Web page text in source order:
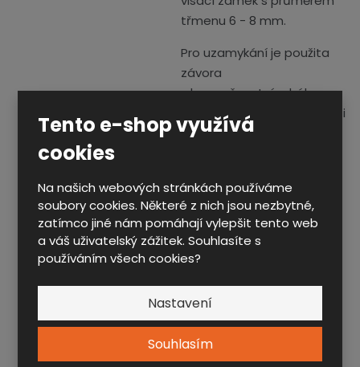
Tento e-shop využívá
cookies
Na našich webových stránkách používáme
soubory cookies. Některé z nich jsou nezbytné,
zatímco jiné nám pomáhají vylepšit tento web
a váš uživatelský zážitek. Souhlasíte s
používáním všech cookies?
Nastavení
Souhlasím
třmenu 6 - 8 mm.
Pro uzamykání je použita
závora
s bezpečnostním hákem,
který zvyšuje odolnost proti
vypáčení dveří.
○Mincovní zálohový zámek
○Kódový mechanický
zámek
○Kódový elektronický
○Online elektronické
systémy
○Čipový elektronický
zámek